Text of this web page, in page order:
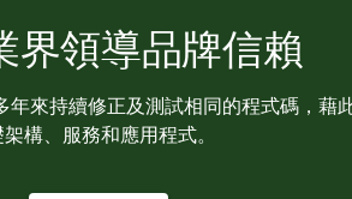
界領導品牌信賴
來持續修正及測試相同的程式碼，藉
架構、服務和應用程式。